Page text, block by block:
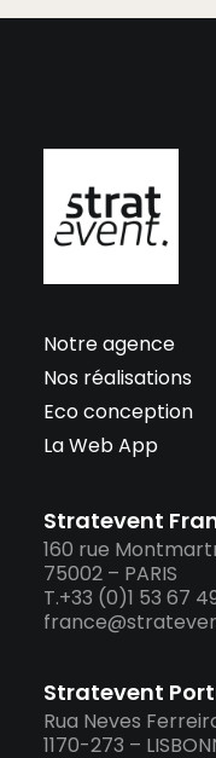
Notre agence
Nos réalisations
Eco conception
La Web App
Stratevent
160 rue
75002 – PARIS
T.+33 (0)1 53 67
Stratevent
Rua Neves
1170-273 –